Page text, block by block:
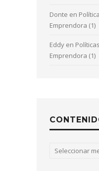
Donte en
Emprendora (1)
Eddy en
Emprendora (1)
Contenidos